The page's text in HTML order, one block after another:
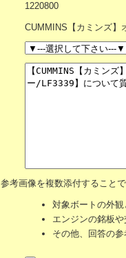
1220800
CUMMINS【カミンズ】
参考画像を複数添付すること
対象ボートの外
エンジンの銘板
その他、回答の